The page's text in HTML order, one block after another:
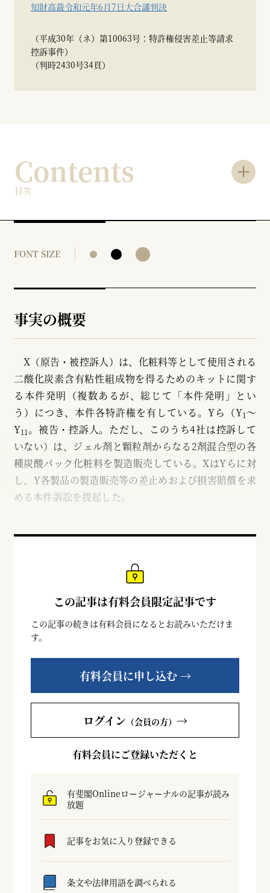
知財高裁令和元年6月7日大合議判決
（平成30年（ネ）第10063号：特許権侵害差止等請求
控訴事件）
（判時2430号34頁）
Contents
目次
FONT SIZE
事実の概要
X（原告・被控訴人）は、化粧料等として使用される
二酸化炭素含有粘性組成物を得るためのキットに関す
る本件発明（複数あるが、総じて「本件発明」とい
う）につき、本件各特許権を有している。Yら（Y1 ～
Y11。被告・控訴人。ただし、このうち4社は控訴して
いない）は、ジェル剤と顆粒剤からなる2剤混合型の各
種炭酸パック化粧料を製造販売している。XはYらに対
し、Y各製品の製造販売等の差止めおよび損害賠償を求
める本件訴訟を提起した。
この記事は有料会員限定記事です
この記事の続きは有料会員になるとお読みいただけま
す。
有料会員に申し込む →
ログイン （会員の方） →
有料会員にご登録いただくと
有斐閣Onlineロージャーナルの記事が読み
放題
記事をお気に入り登録できる
条文や法律用語を調べられる